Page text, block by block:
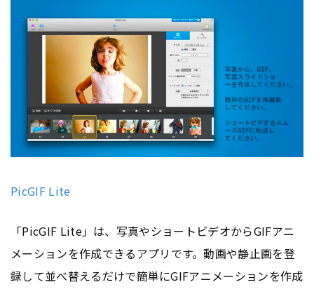
PicGIF Lite
「PicGIF Lite」は、写真やショートビデオからGIFアニ
メーションを作成できるアプリ です。動画や静止画を登
録して並べ替えるだけで簡単にGIFアニメーションを作成